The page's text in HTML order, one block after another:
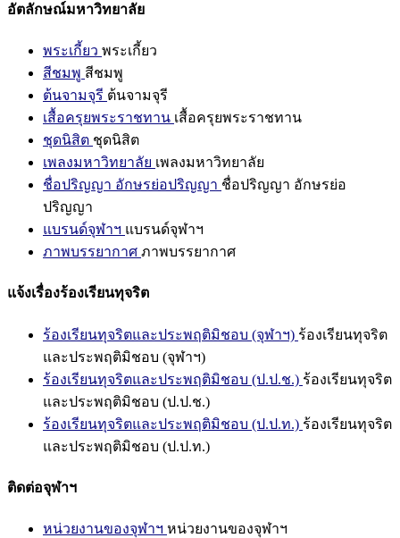
อัตลักษณ์มหาวิทยาลัย
พระเกี้ยว พระเกี้ยว
สีชมพู สีชมพู
ต้นจามจุรี ต้นจามจุรี
เสื้อครุยพระราชทาน เสื้อครุยพระราชทาน
ชุดนิสิต ชุดนิสิต
เพลงมหาวิทยาลัย เพลงมหาวิทยาลัย
ชื่อปริญญา อักษรย่อปริญญา ชื่อปริญญา อักษรย่อ
ปริญญา
แบรนด์จุฬาฯ แบรนด์จุฬาฯ
ภาพบรรยากาศ ภาพบรรยากาศ
แจ้งเรื่องร้องเรียนทุจริต
ร้องเรียนทุจริตและประพฤติมิชอบ (จุฬาฯ) ร้องเรียนทุจริต
และประพฤติมิชอบ (จุฬาฯ)
ร้องเรียนทุจริตและประพฤติมิชอบ (ป.ป.ช.) ร้องเรียนทุจริต
และประพฤติมิชอบ (ป.ป.ช.)
ร้องเรียนทุจริตและประพฤติมิชอบ (ป.ป.ท.) ร้องเรียนทุจริต
และประพฤติมิชอบ (ป.ป.ท.)
ติดต่อจุฬาฯ
หน่วยงานของจุฬาฯ หน่วยงานของจุฬาฯ